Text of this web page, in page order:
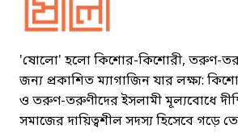
'ষোলো' হলো কিশোর-কিশোরী, তরুণ-
জন্য প্রকাশিত ম্যাগাজিন যার লক্ষ্য:
ও তরুণ-তরুণীদের ইসলামী মূল্যবোধে
সমাজের দায়িত্বশীল সদস্য হিসেবে গড়ে